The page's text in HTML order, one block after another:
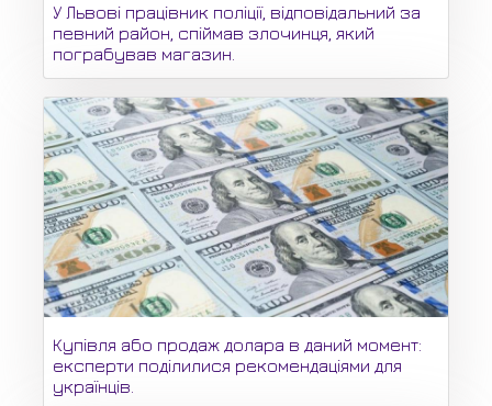
У Львові працівник поліції, відповідальний за
певний район, спіймав злочинця, який
пограбував магазин.
Купівля або продаж долара в даний момент:
експерти поділилися рекомендаціями для
українців.